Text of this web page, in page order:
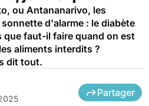
ou Antananarivo, les
d'alarme : le diabète
que faut-il faire quand on est
aliments interdits ?
dit tout.
Partager